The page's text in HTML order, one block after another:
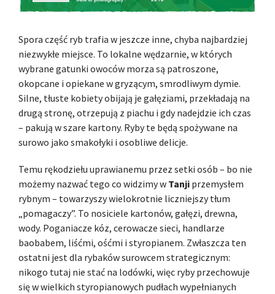
Spora część ryb trafia w jeszcze inne, chyba najbardziej
niezwykłe miejsce. To lokalne wędzarnie, w których
wybrane gatunki owoców morza są patroszone,
okopcane i opiekane w gryzącym, smrodliwym dymie.
Silne, tłuste kobiety obijają je gałęziami, przekładają na
drugą stronę, otrzepują z piachu i gdy nadejdzie ich czas
– pakują w szare kartony. Ryby te będą spożywane na
surowo jako smakołyki i osobliwe delicje.
Temu rękodziełu uprawianemu przez setki osób – bo nie
możemy nazwać tego co widzimy w Tanji przemysłem
rybnym – towarzyszy wielokrotnie liczniejszy tłum
„pomagaczy”. To nosiciele kartonów, gałęzi, drewna,
wody. Poganiacze kóz, cerowacze sieci, handlarze
baobabem, liśćmi, ośćmi i styropianem. Zwłaszcza ten
ostatni jest dla rybaków surowcem strategicznym:
nikogo tutaj nie stać na lodówki, więc ryby przechowuje
się w wielkich styropianowych pudłach wypełnianych